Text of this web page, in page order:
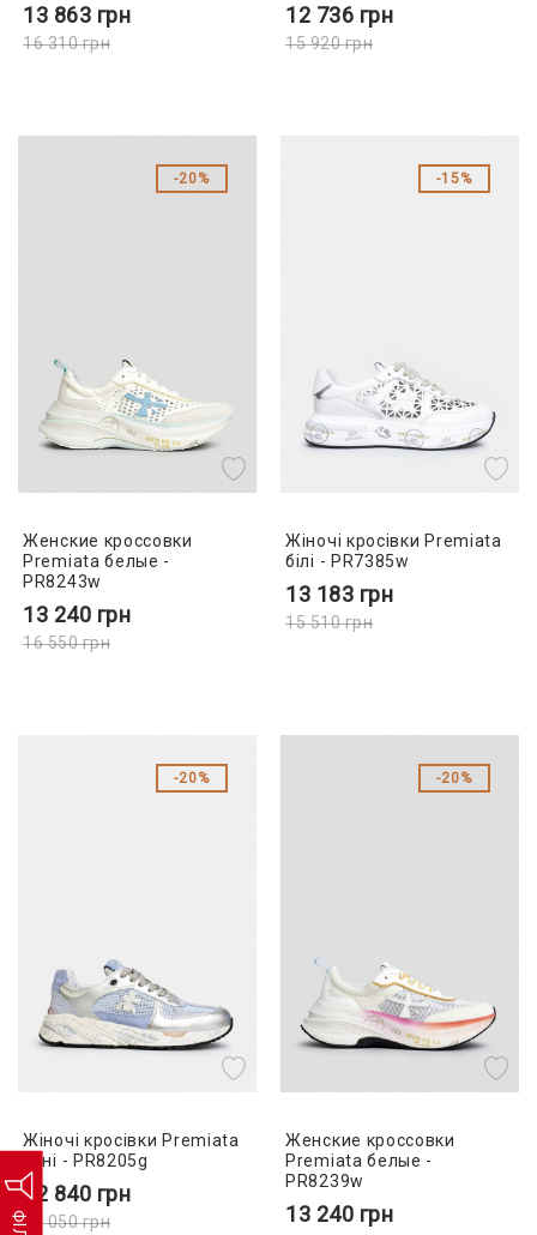
13 863 грн
16 310грн
12 736 грн
15 920грн
20%
Женские кроссовки
Premiata белые -
PR8243w
13 240 грн
16 550грн
15%
Жіночі кросівки Premiata
білі - PR7385w
13 183 грн
15 510грн
20%
Жіночі кросівки Premiata
сині - PR8205g
12 840 грн
16 050грн
20%
Женские кроссовки
Premiata белые -
PR8239w
13 240 грн